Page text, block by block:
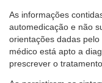
As informações
automedicação e não
orientações dadas
médico está apto a
prescrever o